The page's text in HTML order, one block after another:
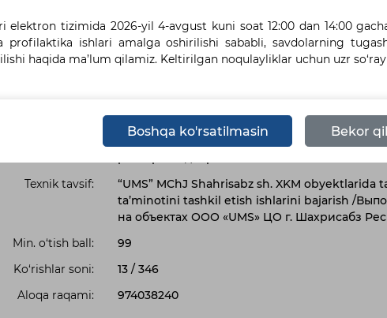
maʼlumotlar:
Xarid qilish tartib-taomillarini quyidagi
bajarish uchun zarur texnik, moliyaviy,
resurslarning mavjudligi; - shartnoma tuzish
nisbatan joriy etilgan bankrotlik tartib-
ijrochilarning yagona reyestrida qayd
должен соответствовать следующим
технических, финансовых, материальных,
исполнения договора; - правомочность на
введенных в отношении них процедур
Texnik tavsif:
“UMS” MChJ Shahrisabz sh. XKM
ta’minotini tashkil etish ishlarini bajarish /
на объектах ООО «UMS» ЦО г. Шахрисабз
Min. o‘tish ball:
99
Ko‘rishlar soni:
13/ 346
Aloqa raqami:
974038240
elektron tizimida 2026-yil 4-avgust kuni soat 12:00 dan 14:00
profilaktika ishlari amalga oshirilishi sababli, savdolarning
haqida ma’lum qilamiz. Keltirilgan noqulayliklar uchun uzr
Boshqa ko'rsatilmasin Bekor